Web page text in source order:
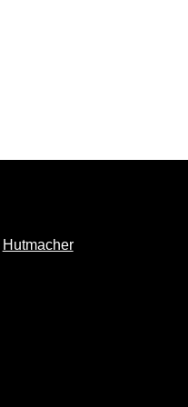
Hutmacher